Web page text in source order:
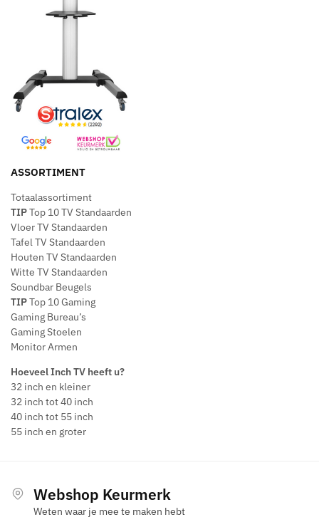
ASSORTIMENT
Totaalassortiment
TIPTop 10 TV Standaarden
Vloer TV Standaarden
Tafel TV Standaarden
Houten TV Standaarden
Witte TV Standaarden
Soundbar Beugels
TIPTop 10 Gaming
Gaming Bureau’s
Gaming Stoelen
Monitor Armen
Hoeveel Inch TV heeft u?
32 inch en kleiner
32 inch tot 40 inch
40 inch tot 55 inch
55 inch en groter
Webshop Keurmerk
Weten waar je mee te maken hebt